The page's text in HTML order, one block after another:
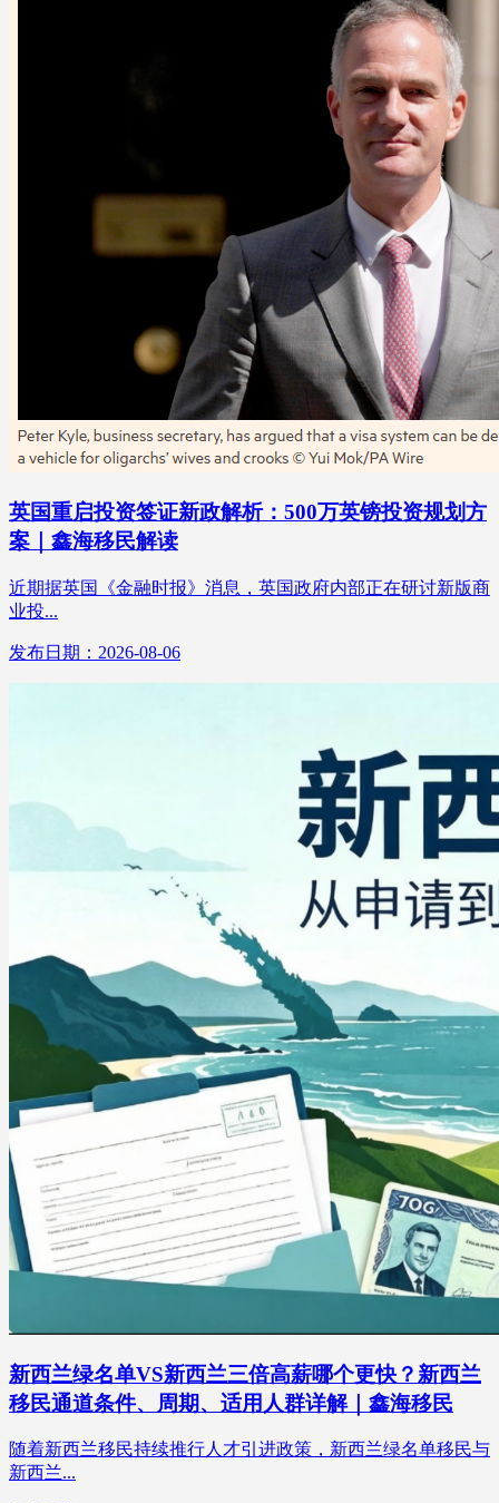
英国重启投资签证新政解析：500万英镑投资规划方
案｜鑫海移民解读
近期据英国《金融时报》消息，英国政府内部正在研讨新版商
业投...
发布日期：2026-08-06
新西兰绿名单VS新西兰三倍高薪哪个更快？新西兰
移民通道条件、周期、适用人群详解｜鑫海移民
随着新西兰移民持续推行人才引进政策，新西兰绿名单移民与
新西兰...